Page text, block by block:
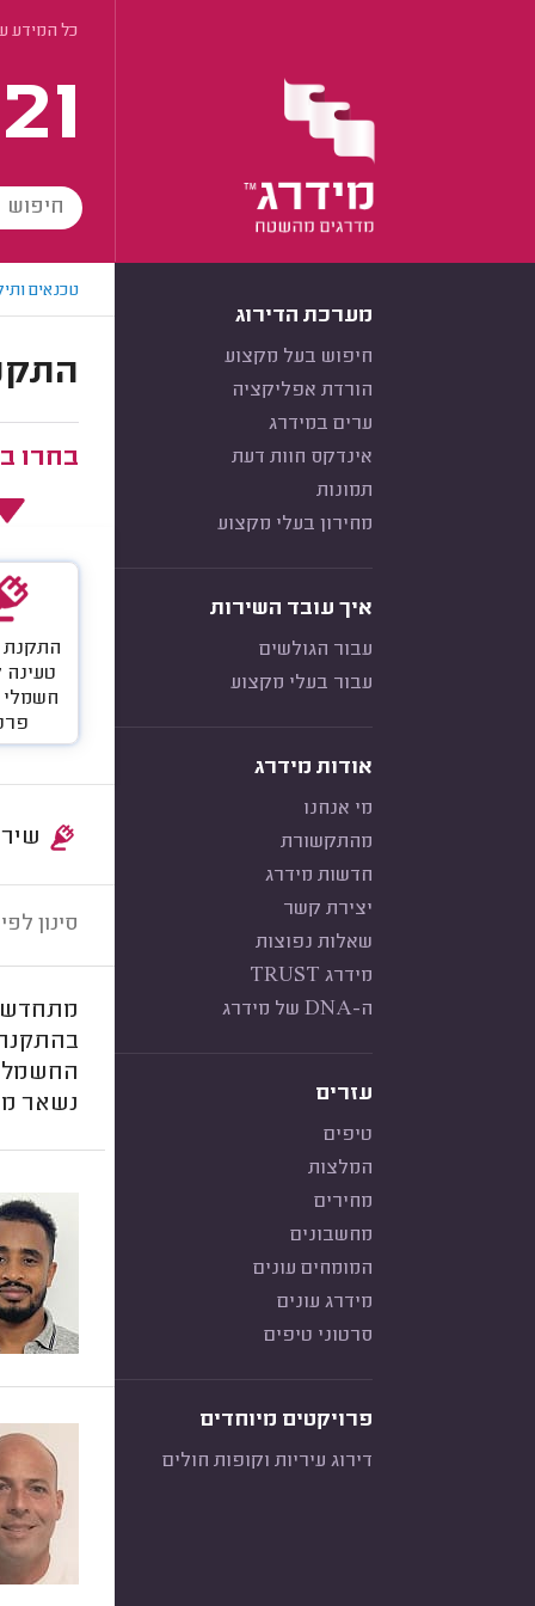
כל המידע
מערכת הדירוג
חיפוש בעל מקצוע
הורדת אפליקציה
ערים במידרג
אינדקס חוות דעת
תמונות
מחירון בעלי מקצוע
איך עובד השירות
עבור הגולשים
עבור בעלי מקצוע
אודות מידרג
מי אנחנו
מהתקשורת
חדשות מידרג
יצירת קשר
שאלות נפוצות
מידרג TRUST
ה-DNA של מידרג
עזרים
טיפים
המלצות
מחירים
מחשבונים
המומחים עונים
מידרג עונים
סרטוני טיפים
פרויקטים מיוחדים
דירוג עיריות וקופות חולים
טכנאים
בחרו
סינון
נשאר